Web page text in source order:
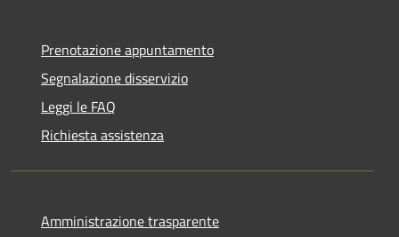
Prenotazione appuntamento
Segnalazione disservizio
Leggi le FAQ
Richiesta assistenza
Amministrazione trasparente